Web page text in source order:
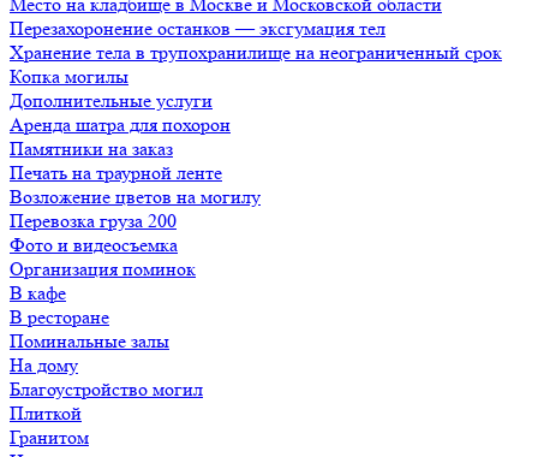
Перезахоронение останков — эксгумация тел
Хранение тела в трупохранилище на неограниченный срок
Копка могилы
Дополнительные услуги
Аренда шатра для похорон
Памятники на заказ
Печать на траурной ленте
Возложение цветов на могилу
Перевозка груза 200
Фото и видеосъемка
Организация поминок
В кафе
В ресторане
Поминальные залы
На дому
Благоустройство могил
Плиткой
Гранитом